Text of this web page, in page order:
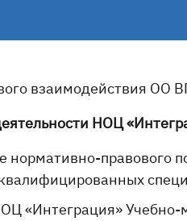
взаимодействия ОО
НОЦ
нормативно-правового
«Интеграция»